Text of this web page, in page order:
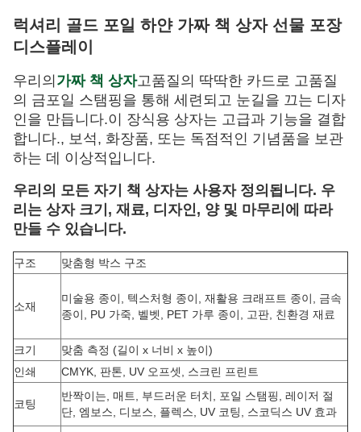
럭셔리 골드 포일 하얀 가짜 책 상자 선물 포장
디스플레이
우리의 가짜 책 상자고품질의 딱딱한 카드로 고품질
의 금포일 스탬핑을 통해 세련되고 눈길을 끄는 디자
인을 만듭니다.이 장식용 상자는 고급과 기능을 결합
합니다., 보석, 화장품, 또는 독점적인 기념품을 보관
하는 데 이상적입니다.
우리의 모든 자기 책 상자는 사용자 정의됩니다. 우
리는 상자 크기, 재료, 디자인, 양 및 마무리에 따라
만들 수 있습니다.
구조 맞춤형 박스 구조
소재
미술용 종이, 텍스처형 종이, 재활용 크래프트 종이, 금속
종이, PU 가죽, 벨벳, PET 가루 종이, 고판, 친환경 재료
크기
맞춤 측정 (길이 x 너비 x 높이)
인쇄
CMYK, 판톤, UV 오프셋, 스크린 프린트
코팅
반짝이는, 매트, 부드러운 터치, 포일 스탬핑, 레이저 절
단, 엠보스, 디보스, 플렉스, UV 코팅, 스코딕스 UV 효과